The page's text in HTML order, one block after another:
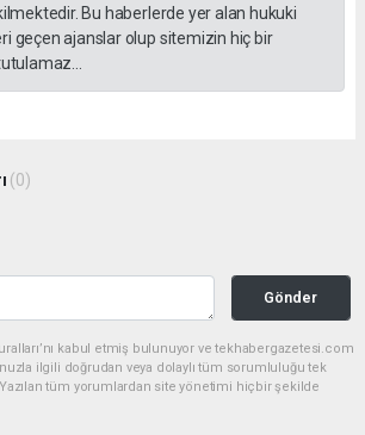
Bu haberlerde yer alan hukuki
geçen ajanslar olup sitemizin hiç bir
(0)
Gönder
kabul etmiş bulunuyor ve tekhabergazetesi.com
ilgili doğrudan veya dolaylı tüm sorumluluğu tek
tüm yorumlardan site yönetimi hiçbir şekilde